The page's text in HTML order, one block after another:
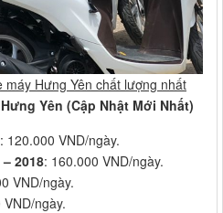
Hưng Yên chất lượng nhất
Yên (Cập Nhật Mới Nhất)
: 120.000 VND/ngày.
2018: 160.000 VND/ngày.
VND/ngày.
ngày.